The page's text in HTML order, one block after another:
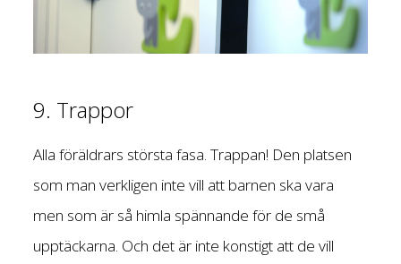
9. Trappor
Alla föräldrars största fasa. Trappan! Den platsen
som man verkligen inte vill att barnen ska vara
men som är så himla spännande för de små
upptäckarna. Och det är inte konstigt att de vill